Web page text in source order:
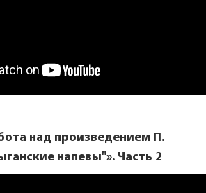
над произведением П.
напевы"». Часть 2